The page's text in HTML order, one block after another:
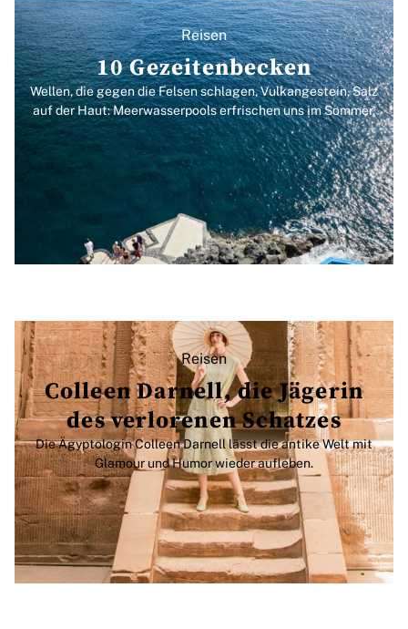
Reisen
10 Gezeitenbecken
Wellen, die gegen die Felsen schlagen, Vulkangestein, Salz
auf der Haut: Meerwasserpools erfrischen uns im Sommer.
Reisen
Colleen Darnell, die Jägerin
des verlorenen Schatzes
Die Ägyptologin Colleen Darnell lässt die antike Welt mit
Glamour und Humor wieder aufleben.